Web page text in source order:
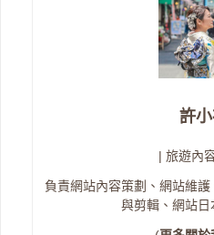
許
| 旅遊內
負責網站內容策劃、網站維
與剪輯、網站日